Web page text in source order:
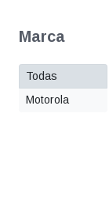
Marca
Todas
Motorola